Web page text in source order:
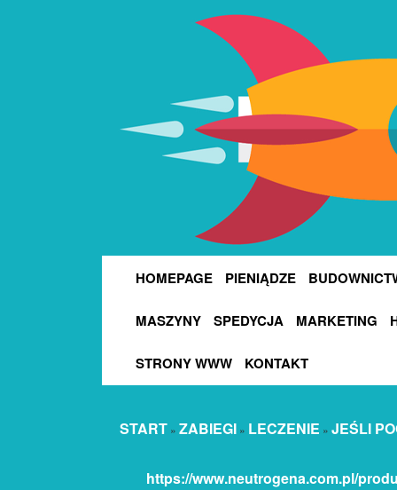
HOMEPAGE PIENIĄDZE
MASZYNY SPEDYCJA MARKETING
STRONY WWW KONTAKT
START » ZABIEGI » LECZENIE » JEŚLI
https://www.neutrogena.com.pl/